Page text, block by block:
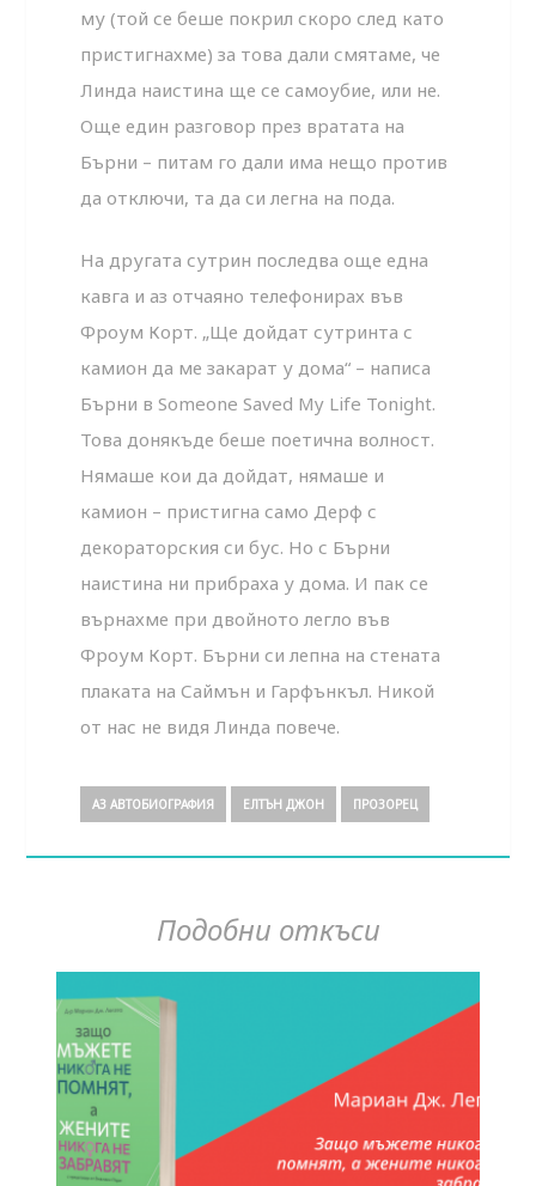
му (той се беше покрил скоро след като
пристигнахме) за това дали смятаме, че
Линда наистина ще се самоубие, или не.
Още един разговор през вратата на
Бърни – питам го дали има нещо против
да отключи, та да си легна на пода.
На другата сутрин последва още една
кавга и аз отчаяно телефонирах във
Фроум Корт. „Ще дойдат сутринта с
камион да ме закарат у дома“ – написа
Бърни в Someone Saved My Life Tonight.
Това донякъде беше поетична волност.
Нямаше кои да дойдат, нямаше и
камион – пристигна само Дерф с
декораторския си бус. Но с Бърни
наистина ни прибраха у дома. И пак се
върнахме при двойното легло във
Фроум Корт. Бърни си лепна на стената
плаката на Саймън и Гарфънкъл. Никой
от нас не видя Линда повече.
АЗ АВТОБИОГРАФИЯ ЕЛТЪН ДЖОН ПРОЗОРЕЦ
Подобни откъси